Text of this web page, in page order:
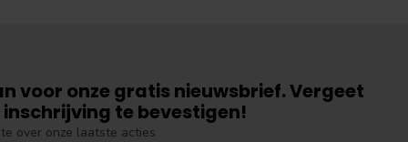
voor onze gratis nieuwsbrief. Vergeet
inschrijving te bevestigen!
over onze laatste acties